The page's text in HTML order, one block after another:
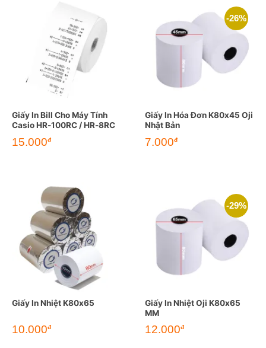
Giấy In Bill Cho Máy Tính
Casio HR-100RC / HR-8RC
15.000đ
-26%
Giấy In Hóa Đơn K80x45 Oji
Nhật Bản
Giá
gốc
7.000đGiá
Giấy In Nhiệt K80x65
10.000đ
-29%
Giấy In Nhiệt Oji K80x65
MM
Giá
gốc
12.000đGiá